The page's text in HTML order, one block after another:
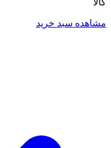
کالا
مشاهده سبد خرید